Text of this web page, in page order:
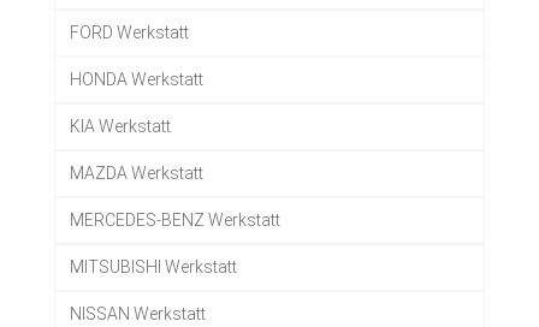
FORD Werkstatt
HONDA Werkstatt
KIA Werkstatt
MAZDA Werkstatt
MERCEDES-BENZ Werkstatt
MITSUBISHI Werkstatt
NISSAN Werkstatt